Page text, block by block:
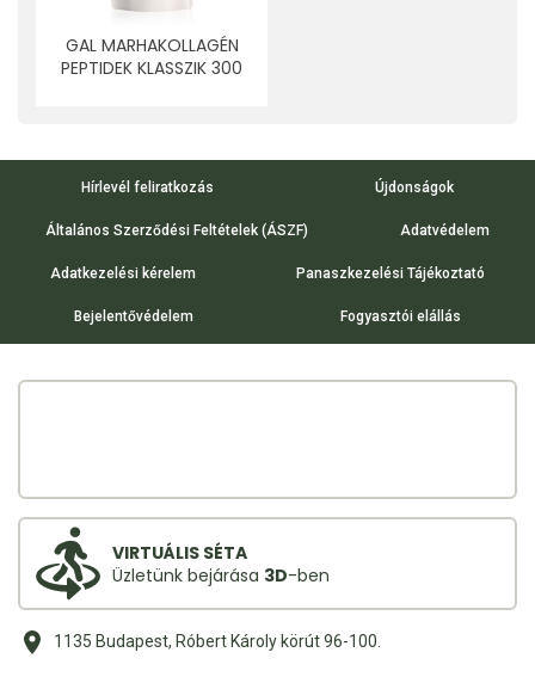
GAL MARHAKOLLAGÉN
PEPTIDEK KLASSZIK 300
Hírlevél feliratkozás Újdonságok
Általános Szerződési Feltételek (ÁSZF) Adatvédelem
Adatkezelési kérelem Panaszkezelési Tájékoztató
Bejelentővédelem Fogyasztói elállás
VIRTUÁLIS SÉTA
Üzletünk bejárása 3D-ben
1135 Budapest, Róbert Károly körút 96-100.